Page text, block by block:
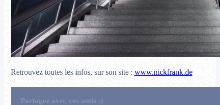
Retrouvez toutes les infos, sur son site : www.nickfrank.de
Partagez avec vos amis :)